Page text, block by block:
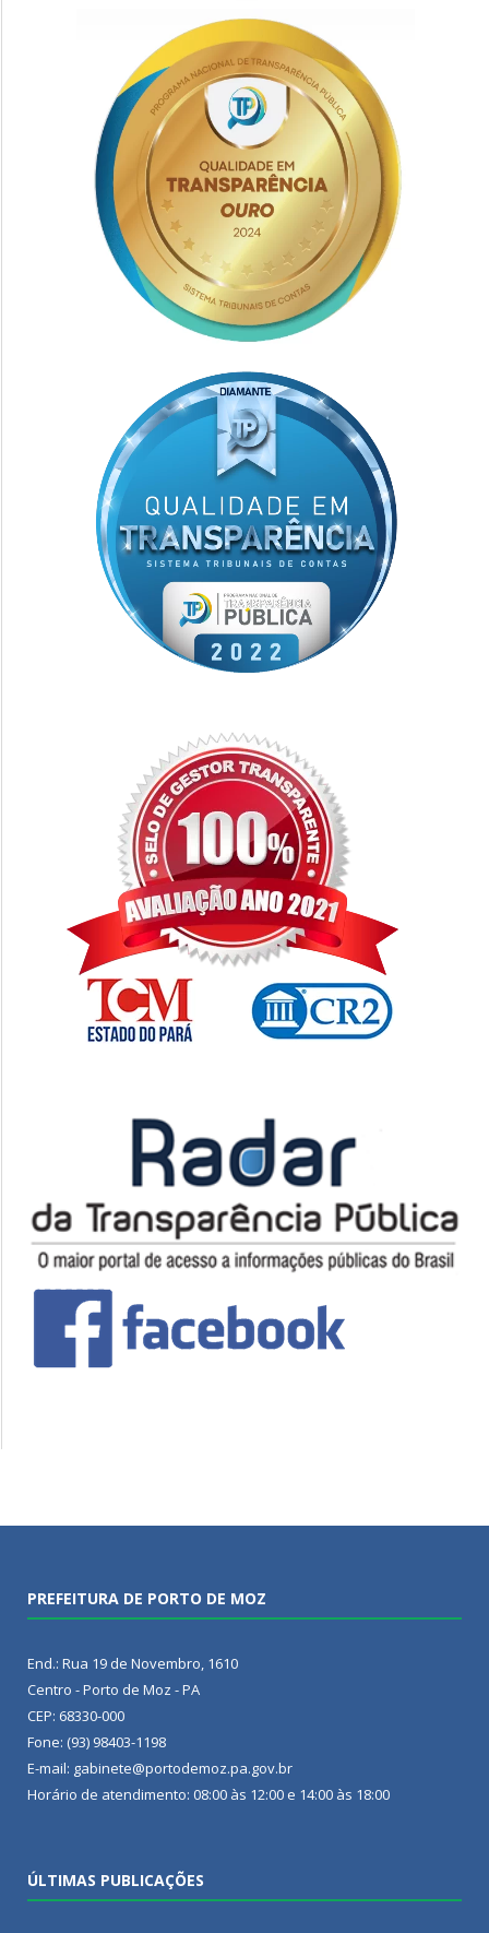
PREFEITURA DE PORTO DE MOZ
End.: Rua 19 de Novembro, 1610
Centro - Porto de Moz - PA
CEP: 68330-000
Fone: (93) 98403-1198
E-mail: gabinete@portodemoz.pa.gov.br
Horário de atendimento: 08:00 às 12:00 e 14:00 às 18:00
ÚLTIMAS PUBLICAÇÕES